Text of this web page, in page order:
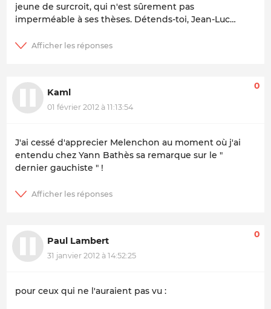
jeune de surcroit, qui n'est sûrement pas
imperméable à ses thèses. Détends-toi, Jean-Luc…
Kaml
01 février 2012 à 11:13:54
0
J'ai cessé d'apprecier Melenchon au moment où j'ai
entendu chez Yann Bathès sa remarque sur le "
dernier gauchiste " !
Paul Lambert
31 janvier 2012 à 14:52:25
0
pour ceux qui ne l'auraient pas vu :